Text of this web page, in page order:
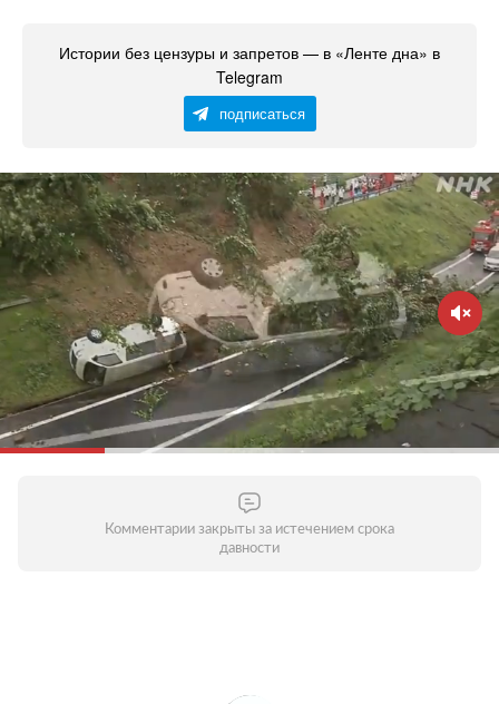
Истории без цензуры и запретов — в «Ленте дна» в
Telegram
подписаться
Комментарии закрыты за истечением срока
давности